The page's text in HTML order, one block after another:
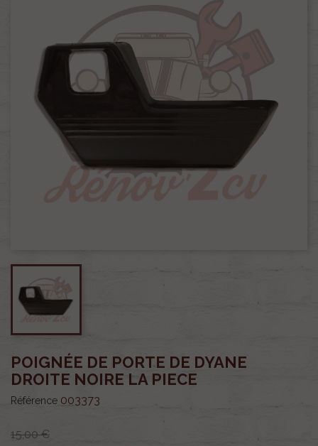
POIGNÉE DE PORTE DE DYANE
DROITE NOIRE LA PIECE
Référence 003373
15,00 €